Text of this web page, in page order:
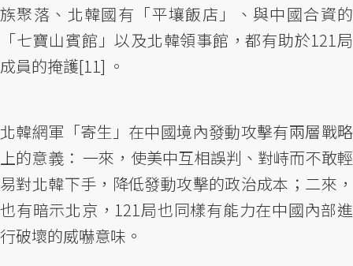
族聚落、北韓國有「平壤飯店」、與中國合資的
「七寶山賓館」以及北韓領事館，都有助於121局
成員的掩護[11] 。
北韓網軍「寄生」在中國境內發動攻擊有兩層戰略
上的意義： 一來，使美中互相誤判、對峙而不敢輕
易對北韓下手，降低發動攻擊的政治成本；二來，
也有暗示北京，121局也同樣有能力在中國內部進
行破壞的威嚇意味。